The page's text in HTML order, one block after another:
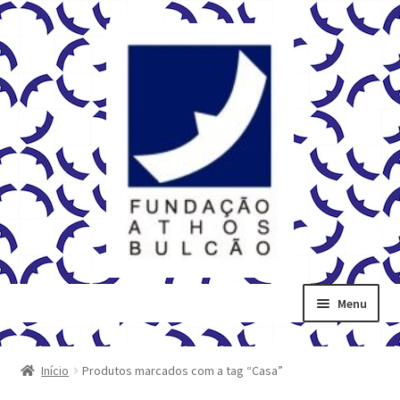
Pular
navegação
Pular
conteúdo
Menu
Início
Carrinho
Início Produtos marcados com a tag “Casa”